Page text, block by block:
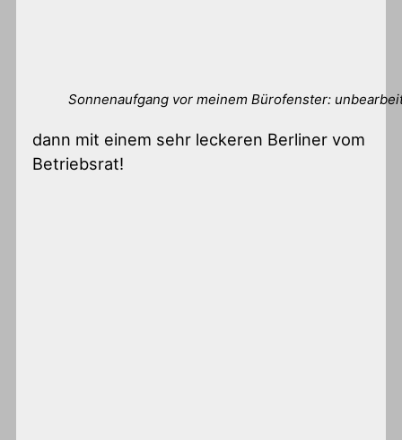
Sonnenaufgang vor meinem Bürofenster:
dann mit einem sehr leckeren Berliner vom
Betriebsrat!